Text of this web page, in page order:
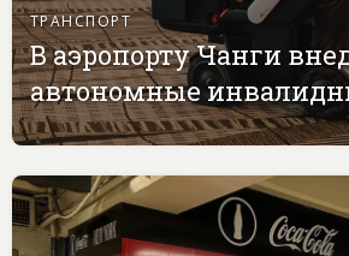
ТРАНСПОРТ
В аэропорту Чанги
автономные